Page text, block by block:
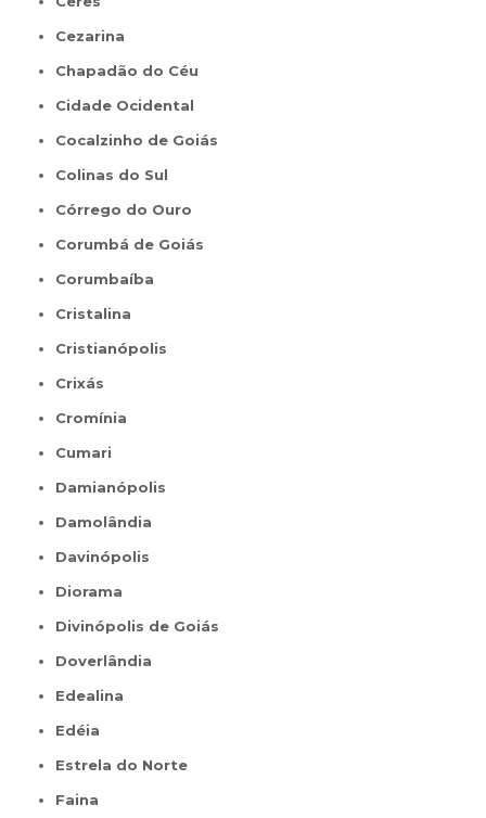
Cezarina
Chapadão do Céu
Cidade Ocidental
Cocalzinho de Goiás
Colinas do Sul
Córrego do Ouro
Corumbá de Goiás
Corumbaíba
Cristalina
Cristianópolis
Crixás
Cromínia
Cumari
Damianópolis
Damolândia
Davinópolis
Diorama
Divinópolis de Goiás
Doverlândia
Edealina
Edéia
Estrela do Norte
Faina